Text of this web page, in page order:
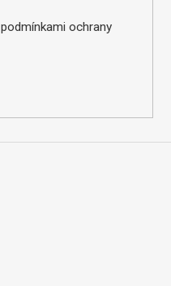
podmínkami ochrany